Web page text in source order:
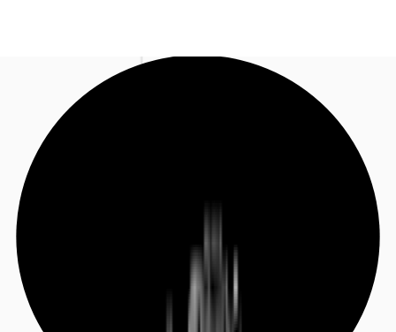
Investieren
Marktinformationen
Ihre Ansprechpartner
Jetzt anrufen